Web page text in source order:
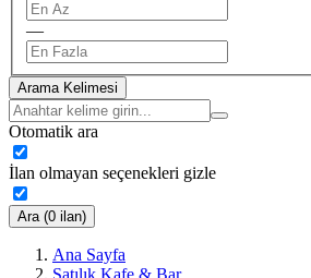
—
Arama Kelimesi
Otomatik ara
İlan olmayan seçenekleri gizle
Ara (0 ilan)
Ana Sayfa